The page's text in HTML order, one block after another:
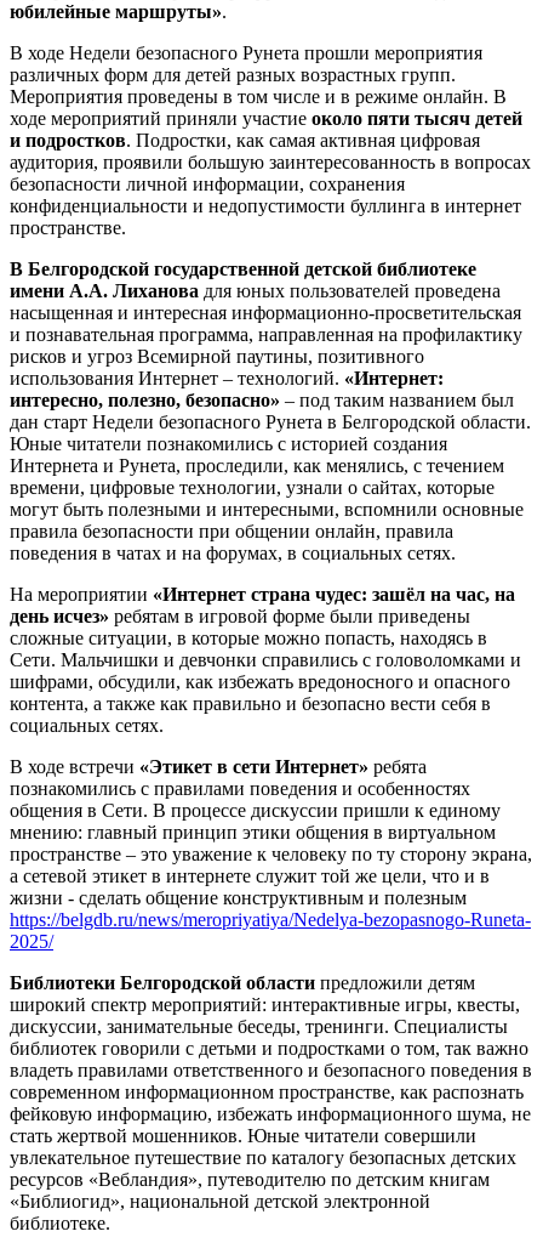
юбилейные маршруты».
В ходе Недели безопасного Рунета прошли мероприятия
различных форм для детей разных возрастных групп.
Мероприятия проведены в том числе и в режиме онлайн. В
ходе мероприятий приняли участие около пяти тысяч детей
и подростков. Подростки, как самая активная цифровая
аудитория, проявили большую заинтересованность в вопросах
безопасности личной информации, сохранения
конфиденциальности и недопустимости буллинга в интернет
пространстве.
В Белгородской государственной детской библиотеке
имени А.А. Лиханова для юных пользователей проведена
насыщенная и интересная информационно-просветительская
и познавательная программа, направленная на профилактику
рисков и угроз Всемирной паутины, позитивного
использования Интернет – технологий. «Интернет:
интересно, полезно, безопасно» – под таким названием был
дан старт Недели безопасного Рунета в Белгородской области.
Юные читатели познакомились с историей создания
Интернета и Рунета, проследили, как менялись, с течением
времени, цифровые технологии, узнали о сайтах, которые
могут быть полезными и интересными, вспомнили основные
правила безопасности при общении онлайн, правила
поведения в чатах и на форумах, в социальных сетях.
На мероприятии «Интернет страна чудес: зашёл на час, на
день исчез» ребятам в игровой форме были приведены
сложные ситуации, в которые можно попасть, находясь в
Сети. Мальчишки и девчонки справились с головоломками и
шифрами, обсудили, как избежать вредоносного и опасного
контента, а также как правильно и безопасно вести себя в
социальных сетях.
В ходе встречи «Этикет в сети Интернет» ребята
познакомились с правилами поведения и особенностях
общения в Сети. В процессе дискуссии пришли к единому
мнению: главный принцип этики общения в виртуальном
пространстве – это уважение к человеку по ту сторону экрана,
а сетевой этикет в интернете служит той же цели, что и в
жизни - сделать общение конструктивным и полезным
https://belgdb.ru/news/meropriyatiya/Nedelya-bezopasnogo-Runeta-
2025/
Библиотеки Белгородской области предложили детям
широкий спектр мероприятий: интерактивные игры, квесты,
дискуссии, занимательные беседы, тренинги. Специалисты
библиотек говорили с детьми и подростками о том, так важно
владеть правилами ответственного и безопасного поведения в
современном информационном пространстве, как распознать
фейковую информацию, избежать информационного шума, не
стать жертвой мошенников. Юные читатели совершили
увлекательное путешествие по каталогу безопасных детских
ресурсов «Вебландия», путеводителю по детским книгам
«Библиогид», национальной детской электронной
библиотеке.